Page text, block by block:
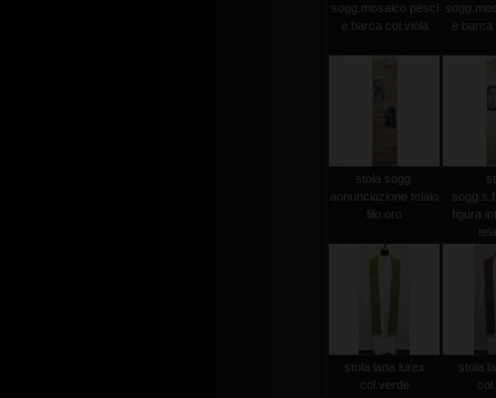
sogg.mosaico pesci
e barca col.viola
e barca
stola sogg.
annunciazione telaio
filo oro
figura
stola lana lurex
col.verde
stola